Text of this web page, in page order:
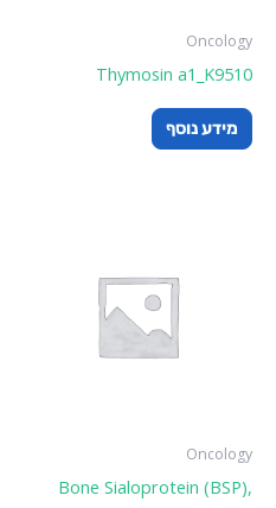
Oncology
Thymosin a1_K9510
מידע נוסף
Oncology
Bone Sialoprotein (BSP),